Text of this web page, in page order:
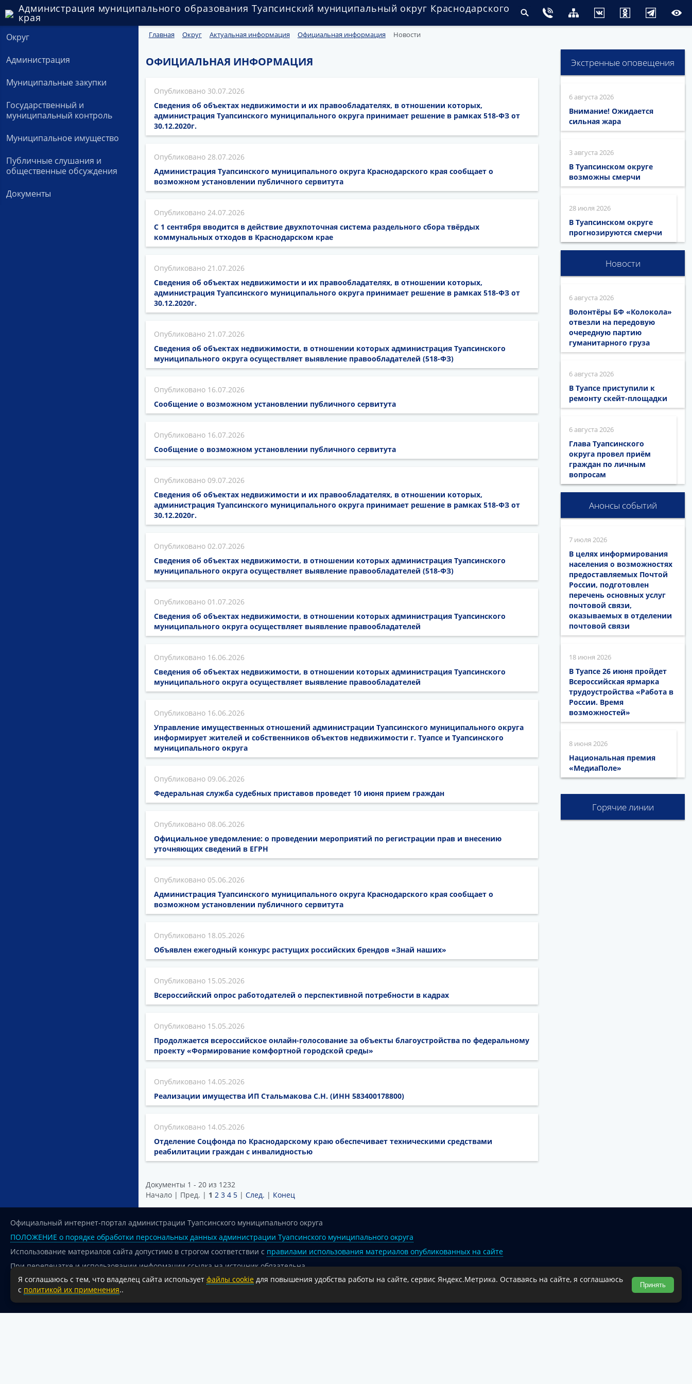
Администрация муниципального образования Туапсинский муниципальный округ Краснодарского
края
Округ
Администрация
Муниципальные закупки
Государственный и
муниципальный контроль
Муниципальное имущество
Публичные слушания и
общественные обсуждения
Документы
Главная Округ Актуальная информация Официальная информация Новости
ОФИЦИАЛЬНАЯ ИНФОРМАЦИЯ
30.07.2026
Сведения об объектах недвижимости и их правообладателях, в отношении которых,
администрация Туапсинского муниципального округа принимает решение в рамках 518-ФЗ от
30.12.2020г.
28.07.2026
Администрация Туапсинского муниципального округа Краснодарского края сообщает о
возможном установлении публичного сервитута
24.07.2026
С 1 сентября вводится в действие двухпоточная система раздельного сбора твёрдых
коммунальных отходов в Краснодарском крае
21.07.2026
Сведения об объектах недвижимости и их правообладателях, в отношении которых,
администрация Туапсинского муниципального округа принимает решение в рамках 518-ФЗ от
30.12.2020г.
21.07.2026
Сведения об объектах недвижимости, в отношении которых администрация Туапсинского
муниципального округа осуществляет выявление правообладателей (518-ФЗ)
16.07.2026
Сообщение о возможном установлении публичного сервитута
16.07.2026
Сообщение о возможном установлении публичного сервитута
09.07.2026
Сведения об объектах недвижимости и их правообладателях, в отношении которых,
администрация Туапсинского муниципального округа принимает решение в рамках 518-ФЗ от
30.12.2020г.
02.07.2026
Сведения об объектах недвижимости, в отношении которых администрация Туапсинского
муниципального округа осуществляет выявление правообладателей (518-ФЗ)
01.07.2026
Сведения об объектах недвижимости, в отношении которых администрация Туапсинского
муниципального округа осуществляет выявление правообладателей
16.06.2026
Сведения об объектах недвижимости, в отношении которых администрация Туапсинского
муниципального округа осуществляет выявление правообладателей
16.06.2026
Управление имущественных отношений администрации Туапсинского муниципального округа
информирует жителей и собственников объектов недвижимости г. Туапсе и Туапсинского
муниципального округа
09.06.2026
Федеральная служба судебных приставов проведет 10 июня прием граждан
08.06.2026
Официальное уведомление: о проведении мероприятий по регистрации прав и внесению
уточняющих сведений в ЕГРН
05.06.2026
Администрация Туапсинского муниципального округа Краснодарского края сообщает о
возможном установлении публичного сервитута
18.05.2026
Объявлен ежегодный конкурс растущих российских брендов «Знай наших»
15.05.2026
Всероссийский опрос работодателей о перспективной потребности в кадрах
15.05.2026
Продолжается всероссийское онлайн-голосование за объекты благоустройства по федеральному
проекту «Формирование комфортной городской среды»
14.05.2026
Реализации имущества ИП Стальмакова С.Н. (ИНН 583400178800)
14.05.2026
Отделение Соцфонда по Краснодарскому краю обеспечивает техническими средствами
реабилитации граждан с инвалидностью
Документы 1 - 20 из 1232
Начало | Пред. | 1 2 3 4 5| След. | Конец
Экстренные оповещения
6 августа 2026
Внимание! Ожидается
сильная жара
3 августа 2026
В Туапсинском округе
возможны смерчи
28 июля 2026
В Туапсинском округе
прогнозируются смерчи
Новости
6 августа 2026
Волонтёры БФ «Колокола»
отвезли на передовую
очередную партию
гуманитарного груза
6 августа 2026
В Туапсе приступили к
ремонту скейт-площадки
6 августа 2026
Глава Туапсинского
округа провел приём
граждан по личным
вопросам
Анонсы событий
7 июля 2026
В целях информирования
населения о возможностях
предоставляемых Почтой
России, подготовлен
перечень основных услуг
почтовой связи,
оказываемых в отделении
почтовой связи
18 июня 2026
В Туапсе 26 июня пройдет
Всероссийская ярмарка
трудоустройства «Работа в
России. Время
возможностей»
8 июня 2026
Национальная премия
«МедиаПоле»
Горячие линии
Официальный интернет-портал администрации Туапсинского муниципального округа
ПОЛОЖЕНИЕ о порядке обработки персональных данных администрации Туапсинского муниципального округа
Использование материалов сайта допустимо в строгом соответствии с правилами использования материалов опубликованных на сайте
При перепечатке и использовании информации ссылка на источник обязательна.
Для сайтов и страниц сети Интернет обязательна активная гиперссылка на официальный интернет-портал администрации Туапсинского муниципального округа.
18+
Я соглашаюсь с тем, что владелец сайта использует файлы cookie для повышения удобства работы на сайте, сервис Яндекс.Метрика. Оставаясь на сайте, я соглашаюсь
с политикой их применения.. Принять